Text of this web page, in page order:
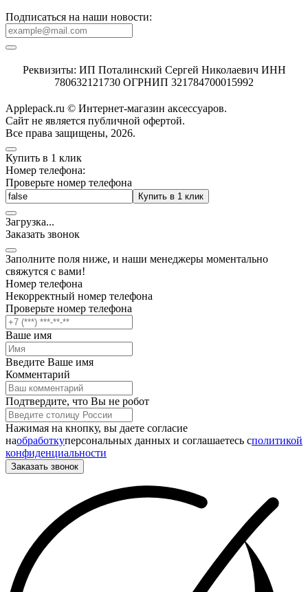
Подписаться на наши новости:
Реквизиты: ИП Поталинский Сергей Николаевич ИНН
780632121730 ОГРНИП 321784700015992
Applepack.ru © Интернет-магазин аксессуаров.
Cайт не является публичной офертой.
Все права защищены, 2026.
Купить в 1 клик
Номер телефона:
Проверьте номер телефона
Купить в 1 клик
Загрузка...
Заказать звонок
Заполните поля ниже, и наши менеджеры моментально
свяжутся с вами!
Номер телефона
Некорректный номер телефона
Проверьте номер телефона
Ваше имя
Введите Ваше имя
Комментарий
Подтвердите, что Вы не робот
Нажимая на кнопку, вы даете согласие
наобработкуперсональных данных и соглашаетесь cполитикой
конфиденциальности
Заказать звонок